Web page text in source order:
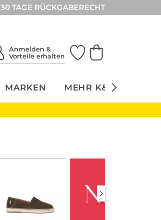
30 TAGE RÜCKGABERECHT
Anmelden &
Vorteile erhalten
MARKEN MEHR K&Ö